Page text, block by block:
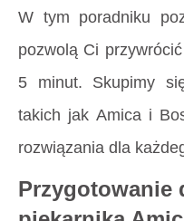
W tym poradniku
pozwolą Ci
5 minut. Skupimy
takich jak Amica i
rozwiązania dla
Przygotowanie